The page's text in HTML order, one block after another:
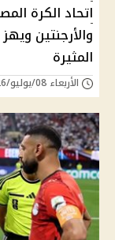
اتحاد الكرة
والأرجنتين
المثيرة
الأربعاء 08/يوليو/2026 - 01:00 م